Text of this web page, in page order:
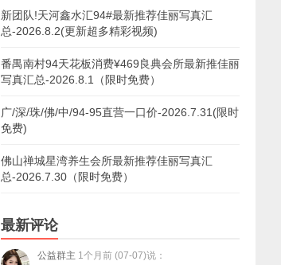
新团队!天河鑫水汇94#最新推荐佳丽写真汇
总-2026.8.2(更新超多精彩视频)
番禺南村94天花板消费¥469良典会所最新推佳丽
写真汇总-2026.8.1（限时免费）
广/深/珠/佛/中/94-95直营一口价-2026.7.31(限时
免费)
佛山禅城星湾养生会所最新推荐佳丽写真汇
总-2026.7.30（限时免费）
最新评论
公益群主 1个月前 (07-07)说：